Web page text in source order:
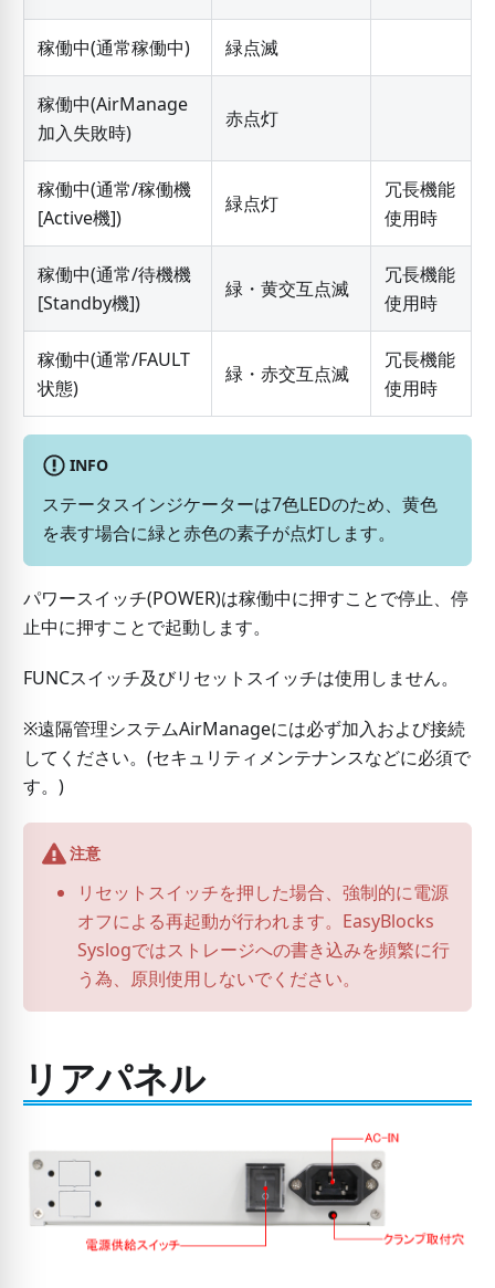
稼働中(通常稼働中) 緑点滅
稼働中(AirManage
加入失敗時)
赤点灯
稼働中(通常/稼働機
[Active機])
緑点灯
冗長機能
使用時
稼働中(通常/待機機
[Standby機])
緑・黄交互点滅
冗長機能
使用時
稼働中(通常/FAULT
状態)
緑・赤交互点滅
冗長機能
使用時
INFO
ステータスインジケーターは7色LEDのため、黄色
を表す場合に緑と赤色の素子が点灯します。
パワースイッチ(POWER)は稼働中に押すことで停止、停
止中に押すことで起動します。
FUNCスイッチ及びリセットスイッチは使用しません。
※遠隔管理システムAirManageには必ず加入および接続
してください。(セキュリティメンテナンスなどに必須で
す。)
注意
リセットスイッチを押した場合、強制的に電源
オフによる再起動が行われます。EasyBlocks
Syslogではストレージへの書き込みを頻繁に行
う為、原則使用しないでください。
リアパネル